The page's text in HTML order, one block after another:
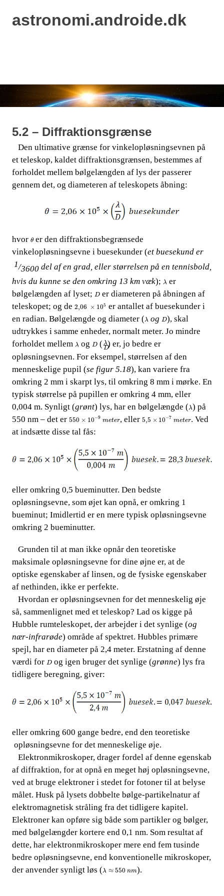
Skip
astronomi.androide.dk
5.2 – Diffraktionsgrænse
Den ultimative grænse for vinkelopløsningsevnen på
et teleskop, kaldet diffraktionsgrænsen, bestemmes af
forholdet mellem bølgelængden af lys der passerer
gennem det, og diameteren af teleskopets åbning:
hvor​​ θ
θ​​ er den diffraktionsbegrænsede
vinkelopløsningsevne i buesekunder (et buesekund er​​
1/3600 ​​ del af en grad, eller størrelsen på en tennisbold,
hvis du kunne se den omkring 13 km væk);​​ λ
λ ​​ er
bølgelængden af lyset;​​ D
D ​​ er diameteren på åbningen af
teleskopet; og de​​ 2,06 × 105
2,06 10 5
​​ er antallet af buesekunder i
en radian. Bølgelængde og diameter (λ
λ og​​ D
D), skal
udtrykkes i samme enheder, normalt meter. Jo mindre
forholdet mellem​​ λ
λ ​​ og D
D ( λ
D
λD) er, jo bedre er
opløsningsevnen. For eksempel, størrelsen af den
menneskelige pupil (se figur 5.18), kan variere fra
omkring 2 mm i skarpt lys, til omkring 8 mm i mørke. En
typisk størrelse på pupillen er omkring 4 mm, eller
0,004 m. Synligt (grønt) lys, har en bølgelængde (λ
λ ) på
550 nm – det er​​ 550 × 10−9 meter
550 10 -9 m , eller​​ 5,5 × 10−7 meter
5,5× 10 -7 m
. Ved
at indsætte disse tal fås:
eller omkring 0,5 bueminutter. Den bedste
opløsningsevne, som øjet kan opnå, er omkring 1
bueminut; Imidlertid er en mere typisk opløsningsevne
omkring 2 bueminutter.
Grunden til at man ikke opnår den teoretiske
maksimale opløsningsevne for dine øjne er, at de
optiske egenskaber af linsen, og de fysiske egenskaber
af nethinden, ikke er perfekte.
​​ ​​​​ Hvordan er opløsningsevnen for det menneskelig øje
så, sammenlignet med et teleskop? Lad os kigge på
Hubble rumteleskopet, der arbejder i det​​ synlige (og
nær-infrarøde) område af spektret. Hubbles primære
spejl, har en diameter på 2,4 meter. Erstatning af denne
værdi for​​ D
D ​​ og igen bruger det synlige (grønne) lys fra
tidligere beregning, giver:
eller omkring 600 gange bedre, end den teoretiske
opløsningsevne for det menneskelige øje.
​​ ​​​​ Elektronmikroskoper, drager fordel af denne egenskab
af diffraktion, for at opnå en meget høj opløsningsevne,
ved at bruge elektroner i stedet for fotoner til at belyse
målet. Husk på lysets dobbelte bølge-partikelnatur af
elektromagnetisk stråling fra det tidligere kapitel.
Elektroner kan opføre sig både som partikler og bølger,
med bølgelængder kortere end 0,1 nm. Som resultat af
dette, har elektronmikroskoper mere end fem tusinde
bedre opløsningsevne, end konventionelle mikroskoper,
der anvender synligt løs (λ ≈ 550 nm
λ 550 nm ).